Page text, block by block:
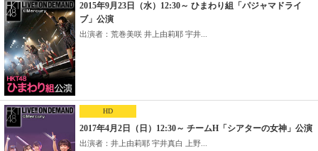
2015年9月23日（水）12:30～ ひまわり組「パジャマドライ
ブ」公演
出演者：荒巻美咲 井上由莉耶 宇井...
HD
2017年4月2日（日）12:30～ チームH「シアターの女神」公演
出演者：井上由莉耶 宇井真白 上野...